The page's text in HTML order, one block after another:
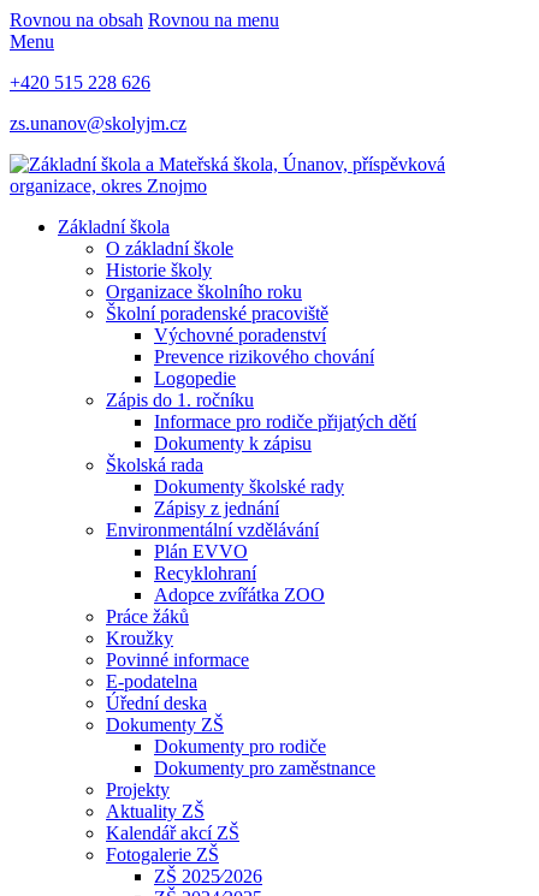
Rovnou na obsah Rovnou na menu
Menu
+420 515 228 626
zs.unanov@skolyjm.cz
Základní škola
O základní škole
Historie školy
Organizace školního roku
Školní poradenské pracoviště
Výchovné poradenství
Prevence rizikového chování
Logopedie
Zápis do 1. ročníku
Informace pro rodiče přijatých dětí
Dokumenty k zápisu
Školská rada
Dokumenty školské rady
Zápisy z jednání
Environmentální vzdělávání
Plán EVVO
Recyklohraní
Adopce zvířátka ZOO
Práce žáků
Kroužky
Povinné informace
E-podatelna
Úřední deska
Dokumenty ZŠ
Dokumenty pro rodiče
Dokumenty pro zaměstnance
Projekty
Aktuality ZŠ
Kalendář akcí ZŠ
Fotogalerie ZŠ
ZŠ 2025⁄2026